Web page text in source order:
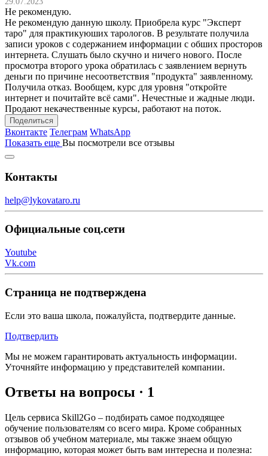
Не рекомендую.
Не рекомендую данную школу. Приобрела курс "Эксперт
таро" для практикуюших тарологов. В результате получила
записи уроков с содержанием информации с обших просторов
интернета. Слушать было скучно и ничего нового. После
просмотра второго урока обратилась с заявлением вернуть
деньги по причине несоответствия "продукта" заявленному.
Получила отказ. Вообщем, курс для уровня "откройте
интернет и почитайте всё сами". Нечестные и жадные люди.
Продают некачественные курсы, работают на поток.
Поделиться
Вконтакте Телеграм WhatsApp
Показать еще Вы посмотрели все отзывы
Контакты
help@lykovataro.ru
Официальные соц.сети
Youtube
Vk.com
Страница не подтверждена
Если это ваша школа, пожалуйста, подтвердите данные.
Подтвердить
Мы не можем гарантировать актуальность информации.
Уточняйте информацию у представителей компании.
Ответы на вопросы · 1
Цель сервиса Skill2Go – подбирать самое подходящее
обучение пользователям со всего мира. Кроме собранных
отзывов об учебном материале, мы также знаем общую
информацию, которая может быть вам интересна и полезна: